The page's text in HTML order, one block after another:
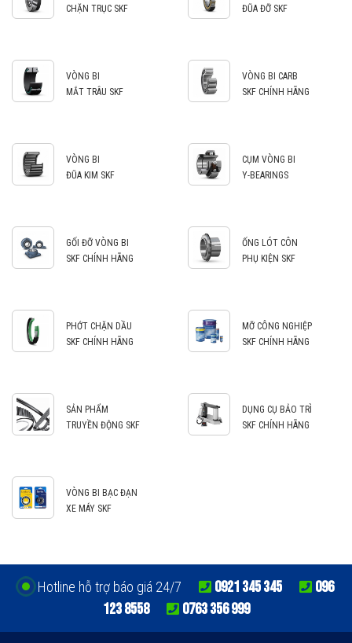
CHẶN TRỤC SKF
ĐŨA ĐỠ SKF
VÒNG BI
MẮT TRÂU SKF
VÒNG BI CARB
SKF CHÍNH HÃNG
VÒNG BI
ĐŨA KIM SKF
CỤM VÒNG BI
Y-BEARINGS
GỐI ĐỠ VÒNG BI
SKF CHÍNH HÃNG
ỐNG LÓT CÔN
PHỤ KIỆN SKF
PHỚT CHẶN DẦU
SKF CHÍNH HÃNG
MỠ CÔNG NGHIỆP
SKF CHÍNH HÃNG
SẢN PHẨM
TRUYỀN ĐỘNG SKF
DỤNG CỤ BẢO TRÌ
SKF CHÍNH HÃNG
VÒNG BI BẠC ĐẠN
XE MÁY SKF
Hotline hỗ trợ báo giá 24/7 0921 345 345
096
123 8558
0763 356 999